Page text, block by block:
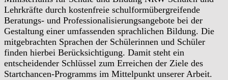
Lehrkräfte durch kostenfreie schulformübergreifende
Beratungs- und Professionalisierungsangebote bei der
Gestaltung einer umfassenden sprachlichen Bildung. Die
mitgebrachten Sprachen der Schülerinnen und Schüler
finden hierbei Berücksichtigung. Damit steht ein
entscheidender Schlüssel zum Erreichen der Ziele des
Startchancen-Programms im Mittelpunkt unserer Arbeit.